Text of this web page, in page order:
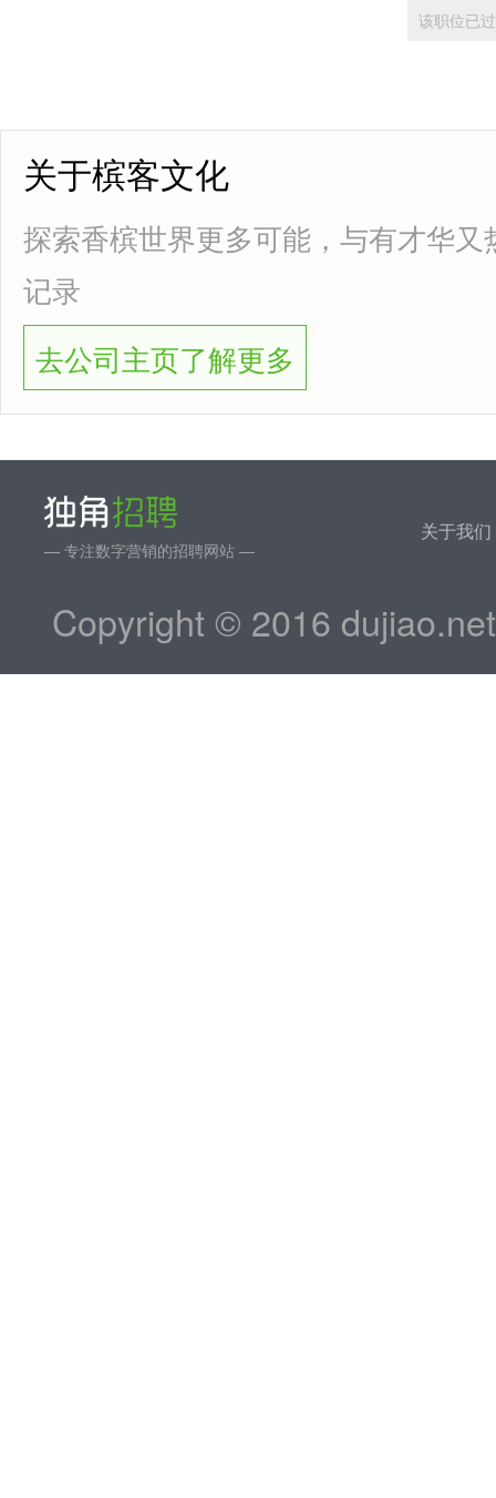
该职位已
关于槟客文化
探索香槟世界更多可能，与有才华
记录
去公司主页了解更多
— 专注数字营销的招聘网站 —
关于我们
Copyright © 2016